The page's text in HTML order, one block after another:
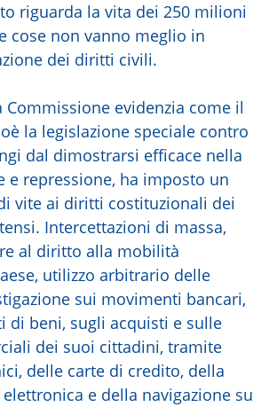
riguarda la vita dei 250 milioni
cose non vanno meglio in
dei diritti civili.
evidenzia come il
la legislazione speciale contro
dal dimostrarsi efficace nella
e repressione, ha imposto un
vite ai diritti costituzionali dei
Intercettazioni di massa,
al diritto alla mobilità
utilizzo arbitrario delle
sui movimenti bancari,
di beni, sugli acquisti e sulle
dei suoi cittadini, tramite
delle carte di credito, della
e della navigazione su